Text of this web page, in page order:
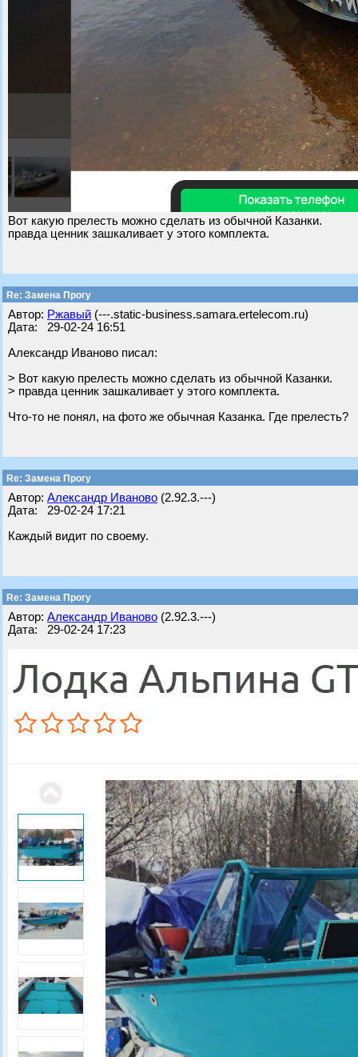
Вот какую прелесть можно сделать из обычной Казанки.
правда ценник зашкаливает у этого комплекта.
Re: Замена Прогу
Автор: Ржавый (---.static-business.samara.ertelecom.ru)
Дата: 29-02-24 16:51
Александр Иваново писал:
> Вот какую прелесть можно сделать из обычной Казанки.
> правда ценник зашкаливает у этого комплекта.
Что-то не понял, на фото же обычная Казанка. Где прелесть?
Re: Замена Прогу
Автор: Александр Иваново (2.92.3.---)
Дата: 29-02-24 17:21
Каждый видит по своему.
Re: Замена Прогу
Автор: Александр Иваново (2.92.3.---)
Дата: 29-02-24 17:23